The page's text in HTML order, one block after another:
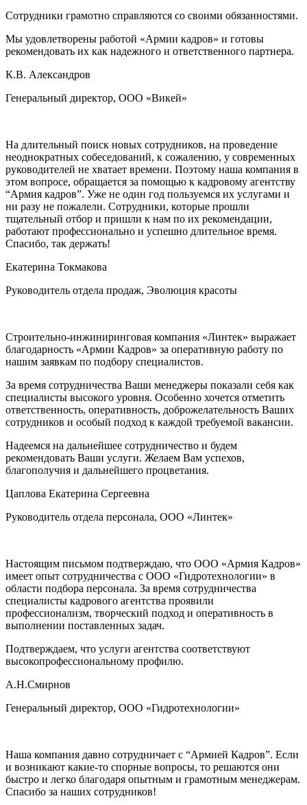
Сотрудники грамотно справляются со своими обязанностями.
Мы удовлетворены работой «Армии кадров» и готовы
рекомендовать их как надежного и ответственного партнера.
К.В. Александров
Генеральный директор, ООО «Викей»
На длительный поиск новых сотрудников, на проведение
неоднократных собеседований, к сожалению, у современных
руководителей не хватает времени. Поэтому наша компания в
этом вопросе, обращается за помощью к кадровому агентству
“Армия кадров”. Уже не один год пользуемся их услугами и
ни разу не пожалели. Сотрудники, которые прошли
тщательный отбор и пришли к нам по их рекомендации,
работают профессионально и успешно длительное время.
Спасибо, так держать!
Екатерина Токмакова
Руководитель отдела продаж, Эволюция красоты
Строительно-инжиниринговая компания «Линтек» выражает
благодарность «Армии Кадров» за оперативную работу по
нашим заявкам по подбору специалистов.
За время сотрудничества Ваши менеджеры показали себя как
специалисты высокого уровня. Особенно хочется отметить
ответственность, оперативность, доброжелательность Ваших
сотрудников и особый подход к каждой требуемой вакансии.
Надеемся на дальнейшее сотрудничество и будем
рекомендовать Ваши услуги. Желаем Вам успехов,
благополучия и дальнейшего процветания.
Цаплова Екатерина Сергеевна
Руководитель отдела персонала, ООО «Линтек»
Настоящим письмом подтверждаю, что ООО «Армия Кадров»
имеет опыт сотрудничества с ООО «Гидротехнологии» в
области подбора персонала. За время сотрудничества
специалисты кадрового агентства проявили
профессионализм, творческий подход и оперативность в
выполнении поставленных задач.
Подтверждаем, что услуги агентства соответствуют
высокопрофессиональному профилю.
А.Н.Смирнов
Генеральный директор, ООО «Гидротехнологии»
Наша компания давно сотрудничает с “Армией Кадров”. Если
и возникают какие-то спорные вопросы, то решаются они
быстро и легко благодаря опытным и грамотным менеджерам.
Спасибо за наших сотрудников!